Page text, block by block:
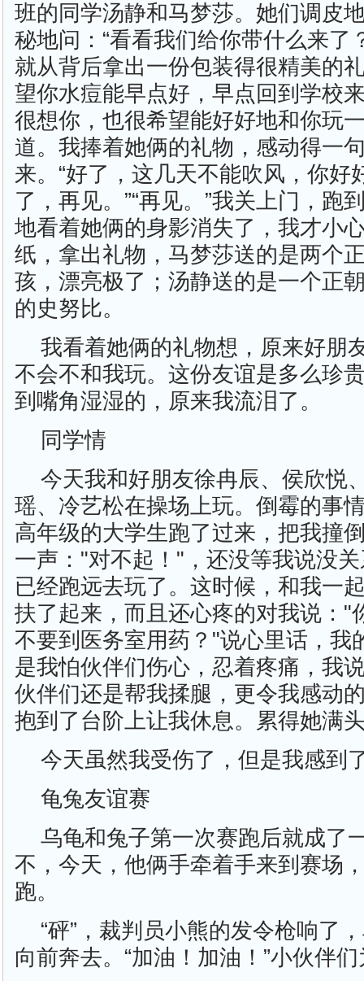
班的同学汤静和马梦莎。她们调皮
秘地问：“看看我们给你带什么来了
就从背后拿出一份包装得很精美的
望你水痘能早点好，早点回到学校
很想你，也很希望能好好地和你玩
道。我捧着她俩的礼物，感动得一
来。“好了，这几天不能吹风，你好
了，再见。”“再见。”我关上门，跑
地看着她俩的身影消失了，我才小
纸，拿出礼物，马梦莎送的是两个
孩，漂亮极了；汤静送的是一个正
的史努比。
我看着她俩的礼物想，原来好朋
不会不和我玩。这份友谊是多么珍
到嘴角湿湿的，原来我流泪了。
同学情
今天我和好朋友徐冉辰、侯欣悦
瑶、冷艺松在操场上玩。倒霉的事
高年级的大学生跑了过来，把我撞
一声："对不起！"，还没等我说没
已经跑远去玩了。这时候，和我一
扶了起来，而且还心疼的对我说："
不要到医务室用药？"说心里话，我
是我怕伙伴们伤心，忍着疼痛，我
伙伴们还是帮我揉腿，更令我感动
抱到了台阶上让我休息。累得她满
今天虽然我受伤了，但是我感到
龟兔友谊赛
乌龟和兔子第一次赛跑后就成了
不，今天，他俩手牵着手来到赛场
跑。
“砰”，裁判员小熊的发令枪响了
向前奔去。“加油！加油！”小伙伴